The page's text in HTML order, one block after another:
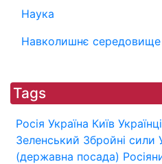
Наука
Навколишнє середовище
Tags
Росія Україна Київ Українці
Зеленський Збройні сили
(державна посада)